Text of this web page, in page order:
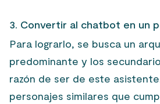
3. Convertir al chatbot en un
Para lograrlo, se busca un
predominante y los
razón de ser de este
personajes similares que